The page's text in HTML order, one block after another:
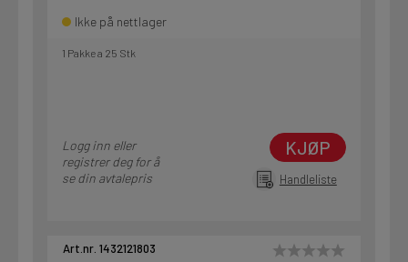
Ikke på nettlager
1 Pakke a 25 Stk
Logg inn eller
registrer deg for å
se din avtalepris
KJØP
Handleliste
Art.nr. 1432121803